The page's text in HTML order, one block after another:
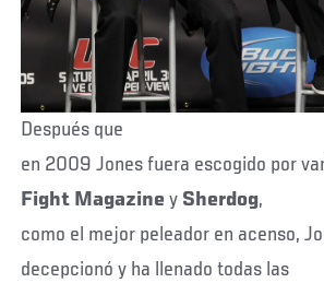
Después que
en 2009 Jones fuera escogido por
Fight Magazine y Sherdog,
como el mejor peleador en acenso,
decepcionó y ha llenado todas las